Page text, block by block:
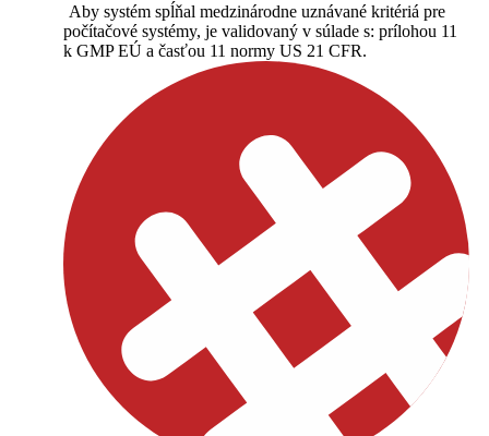
Aby systém spĺňal medzinárodne uznávané kritériá pre
počítačové systémy, je validovaný v súlade s: prílohou 11
k GMP EÚ a časťou 11 normy US 21 CFR.